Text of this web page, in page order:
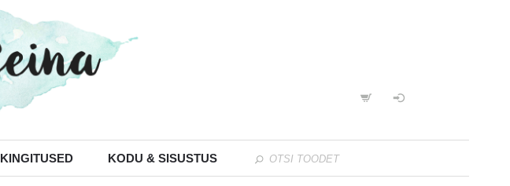
KINGITUSED KODU & SISUSTUS